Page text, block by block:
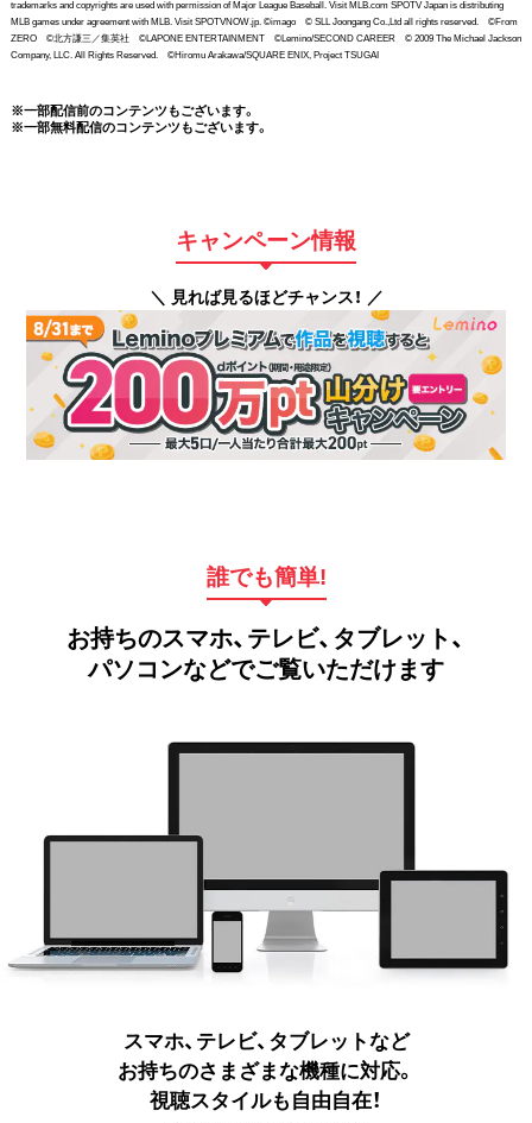
trademarks and copyrights are used with permission of Major League Baseball. Visit MLB.com SPOTV Japan is distributing
MLB games under agreement with MLB. Visit SPOTVNOW.jp. ©imago © SLL Joongang Co.,Ltd all rights reserved. ©From
ZERO ©北方謙三／集英社 ©LAPONE ENTERTAINMENT ©Lemino/SECOND CAREER © 2009 The Michael Jackson
Company, LLC. All Rights Reserved. ©Hiromu Arakawa/SQUARE ENIX, Project TSUGAI
※一部配信前のコンテンツもございます。
※一部無料配信のコンテンツもございます。
キャンペーン情報
＼ 見れば見るほどチャンス！ ／
誰でも簡単!
お持ちのスマホ、テレビ、タブレット、
パソコンなどでご覧いただけます
スマホ、テレビ、タブレットなど
お持ちのさまざまな機種に対応。
視聴スタイルも自由自在！